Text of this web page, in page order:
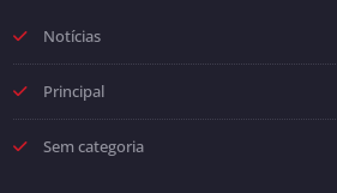
Notícias
Principal
Sem categoria